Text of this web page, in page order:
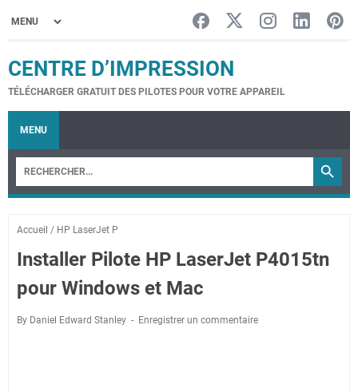
CENTRE D’IMPRESSION
TÉLÉCHARGER GRATUIT DES PILOTES POUR VOTRE APPAREIL
MENU
Accueil / HP LaserJet P
Installer Pilote HP LaserJet P4015tn
pour Windows et Mac
By Daniel Edward Stanley Enregistrer un commentaire